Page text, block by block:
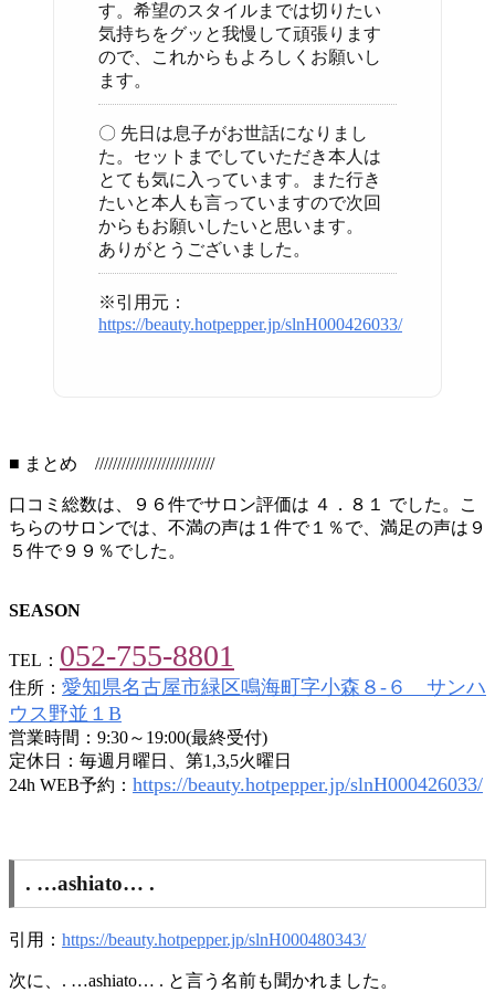
す。希望のスタイルまでは切りたい
気持ちをグッと我慢して頑張ります
ので、これからもよろしくお願いし
ます。
〇 先日は息子がお世話になりまし
た。セットまでしていただき本人は
とても気に入っています。また行き
たいと本人も言っていますので次回
からもお願いしたいと思います。
ありがとうございました。
※引用元：
https://beauty.hotpepper.jp/slnH000426033/
■ まとめ ///////////////////////////
口コミ総数は、９６件でサロン評価は ４．８１ でした。こ
ちらのサロンでは、不満の声は１件で１％で、満足の声は９
５件で９９％でした。
SEASON
TEL： 052-755-8801
住所： 愛知県名古屋市緑区鳴海町字小森８‐６ サンハ
ウス野並１B
営業時間：9:30～19:00(最終受付)
定休日：毎週月曜日、第1,3,5火曜日
24h WEB予約： https://beauty.hotpepper.jp/slnH000426033/
. …ashiato… .
引用： https://beauty.hotpepper.jp/slnH000480343/
次に、. …ashiato… . と言う名前も聞かれました。